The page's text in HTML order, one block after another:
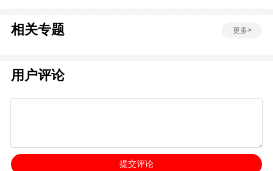
相关专题 更多>
用户评论